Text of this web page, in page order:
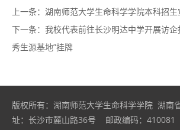
上一条： 湖南师范大学生命科学学院本科招
下一条： 我校代表前往长沙明达中学开展访企
秀生源基地”挂牌
版权所有：湖南师范大学生命科学学院 湖
址：长沙市麓山路36号 邮政编码：